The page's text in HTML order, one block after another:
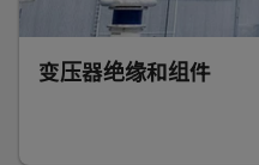
变压器绝缘和组件